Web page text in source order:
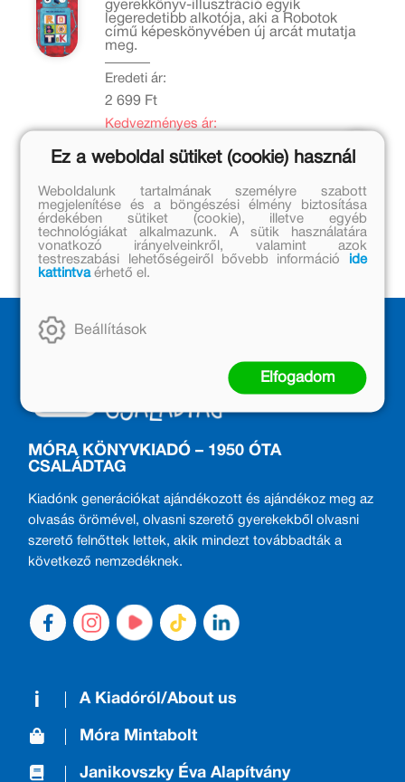
gyerekkönyv-illusztráció egyik
legeredetibb alkotója, aki a Robotok
című képeskönyvében új arcát mutatja
meg.
Eredeti ár:
2 699 Ft
Kedvezményes ár:
1 000 Ft
MÓRA KÖNYVKIADÓ – 1950 ÓTA
CSALÁDTAG
Kiadónk generációkat ajándékozott és ajándékoz meg az
olvasás örömével, olvasni szerető gyerekekből olvasni
szerető felnőttek lettek, akik mindezt továbbadták a
következő nemzedéknek.
A Kiadóról/About us
Móra Mintabolt
Janikovszky Éva Alapítvány
Ez a weboldal sütiket (cookie) használ
Weboldalunk tartalmának személyre szabott
megjelenítése és a böngészési élmény biztosítása
érdekében sütiket (cookie), illetve egyéb
technológiákat alkalmazunk. A sütik használatára
vonatkozó irányelveinkről, valamint azok
testreszabási lehetőségeiről bővebb információ
ide
kattintvaérhető el.
Beállítások
Elfogadom